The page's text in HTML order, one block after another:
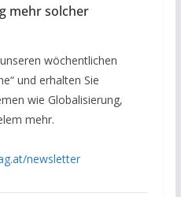
mehr solcher
wöchentlichen
und erhalten Sie
wie Globalisierung,
mehr.
newsletter